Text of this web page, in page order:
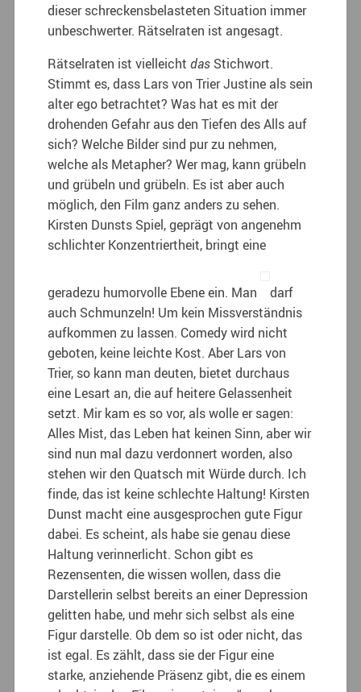
dieser schreckensbelasteten Situation immer
unbeschwerter. Rätselraten ist angesagt.
Rätselraten ist vielleichtdas Stichwort.
Stimmt es, dass Lars von Trier Justine als sein
alter ego betrachtet? Was hat es mit der
drohenden Gefahr aus den Tiefen des Alls auf
sich? Welche Bilder sind pur zu nehmen,
welche als Metapher? Wer mag, kann grübeln
und grübeln und grübeln. Es ist aber auch
möglich, den Film ganz anders zu sehen.
Kirsten Dunsts Spiel, geprägt von angenehm
schlichter Konzentriertheit, bringt eine
geradezu humorvolle Ebene ein. Man
darf
auch Schmunzeln! Um kein Missverständnis
aufkommen zu lassen. Comedy wird nicht
geboten, keine leichte Kost. Aber Lars von
Trier, so kann man deuten, bietet durchaus
eine Lesart an, die auf heitere Gelassenheit
setzt. Mir kam es so vor, als wolle er sagen:
Alles Mist, das Leben hat keinen Sinn, aber wir
sind nun mal dazu verdonnert worden, also
stehen wir den Quatsch mit Würde durch. Ich
finde, das ist keine schlechte Haltung! Kirsten
Dunst macht eine ausgesprochen gute Figur
dabei. Es scheint, als habe sie genau diese
Haltung verinnerlicht. Schon gibt es
Rezensenten, die wissen wollen, dass die
Darstellerin selbst bereits an einer Depression
gelitten habe, und mehr sich selbst als eine
Figur darstelle. Ob dem so ist oder nicht, das
ist egal. Es zählt, dass sie der Figur eine
starke, anziehende Präsenz gibt, die es einem